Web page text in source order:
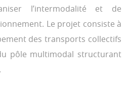
l’intermodalité et de
Le projet consiste à
des transports collectifs
pôle multimodal structurant